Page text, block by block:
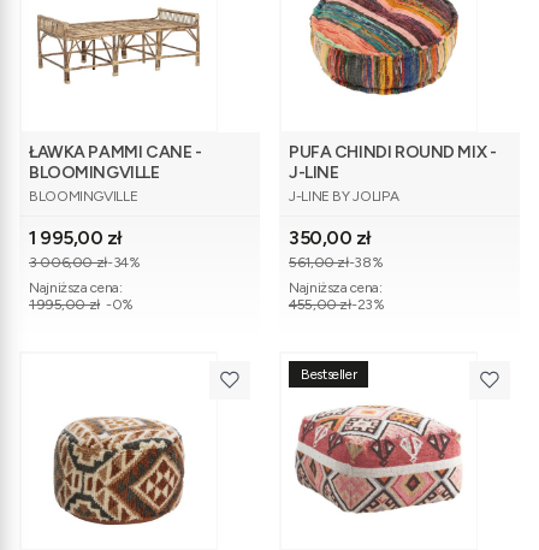
ŁAWKA PAMMI CANE -
BLOOMINGVILLE
PRODUCENT
BLOOMINGVILLE
Cena promocyjna
1 995,00 zł
3 006,00 zł-34%
Najniższa cena:
1 995,00 zł -0%
PUFA CHINDI ROUND MIX -
J-LINE
PRODUCENT
J-LINE BY JOLIPA
Cena promocyjna
350,00 zł
561,00 zł-38%
Najniższa cena:
455,00 zł-23%
Bestseller